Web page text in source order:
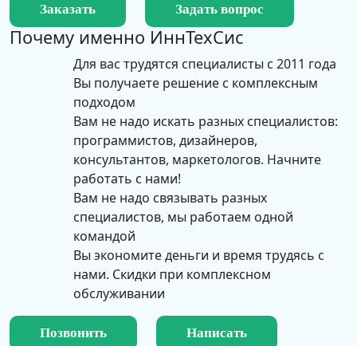
Заказать Задать вопрос
Почему именно ИннТехСис
Для вас трудятся специалисты с 2011 года
Вы получаете решение с комплексным
подходом
Вам не надо искать разных специалистов:
программистов, дизайнеров,
консультантов, маркетологов. Начните
работать с нами!
Вам не надо связывать разных
специалистов, мы работаем одной
командой
Вы экономите деньги и время трудясь с
нами. Скидки при комплексном
обслуживании
Позвонить Написать